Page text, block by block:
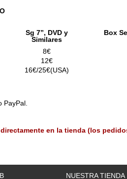
Sg 7”, DVD y
Similares
Box
8€
12€
16€/25€(USA)
en la tienda (los
NUESTRA TIENDA